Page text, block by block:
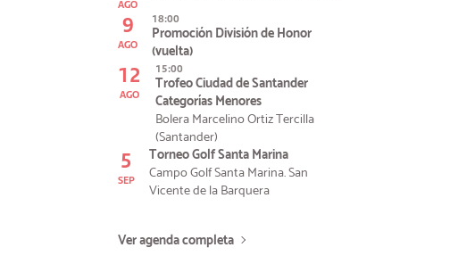
AGO
9
AGO
18:00
Promoción División de Honor
(vuelta)
12
AGO
15:00
Trofeo Ciudad de Santander
Categorías Menores
Bolera Marcelino Ortiz Tercilla
(Santander)
5
SEP
Torneo Golf Santa Marina
Campo Golf Santa Marina. San
Vicente de la Barquera
Ver agenda completa